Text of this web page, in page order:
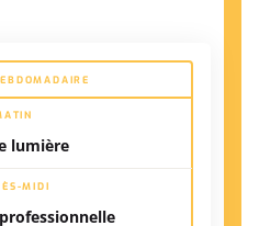
lumière
MIDI